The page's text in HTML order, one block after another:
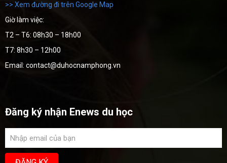
>> Xem đường đi trên Google Map
Giờ làm việc:
T2 – T6: 08h30 – 18h00
T7: 8h30 – 12h00
Email: contact@duhocnamphong.vn
Đăng ký nhận Enews du học